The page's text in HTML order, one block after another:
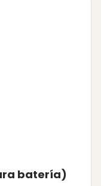
batería)